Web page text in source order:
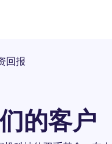
回报
的客户